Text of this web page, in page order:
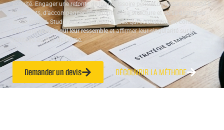
activité. Engager une refonte de logo à Issoire permet de rester connecté à
ses clients, d’accompagner l’évolution de sa structure et de se distinguer
durablement. Studio ALTA s’adresse à ceux qui souhaitent, en conscience,
bâtir une marque qui leur ressembleet affirmer leur singularité sur le
territoire du Puy-de-Dôme.
Demander un devis DÉCOUVRIR LA MÉTHODE